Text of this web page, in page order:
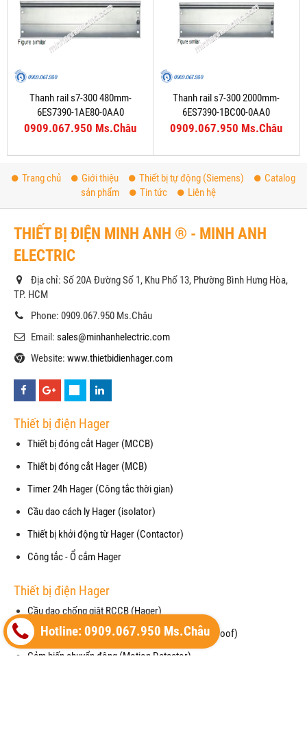
Thanh rail s7-300 480mm-
6ES7390-1AE80-0AA0
0909.067.950 Ms.Châu
Thanh rail s7-300 2000mm-
6ES7390-1BC00-0AA0
0909.067.950 Ms.Châu
Trang chủ Giới thiệu Thiết bị tự động (Siemens)
Catalog
sản phẩm
Tin tức Liên hệ
THIẾT BỊ ĐIỆN MINH ANH ® - MINH ANH
ELECTRIC
Địa chỉ: Số 20A Đường Số 1, Khu Phố 13, Phường Bình Hưng Hòa,
TP. HCM
Phone: 0909.067.950 Ms.Châu
Email: sales@minhanhelectric.com
Website: www.thietbidienhager.com
Thiết bị điện Hager
Thiết bị đóng cắt Hager (MCCB)
Thiết bị đóng cắt Hager (MCB)
Timer 24h Hager (Công tắc thời gian)
Cầu dao cách ly Hager (isolator)
Thiết bị khởi động từ Hager (Contactor)
Công tắc - Ổ cắm Hager
Thiết bị điện Hager
Cầu dao chống giật RCCB (Hager)
Mặt che chống thấm nước cho công tắc (waterproof)
Cảm biến chuyển động (Motion Detector)
Hotline: 0909.067.950 Ms.Châu